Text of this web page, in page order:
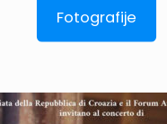
Fotografije